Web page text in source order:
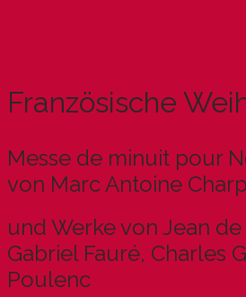
Französische
Messe de minuit pour
von Marc Antoine
und Werke von Jean
Gabriel Fauré, Charles
Poulenc